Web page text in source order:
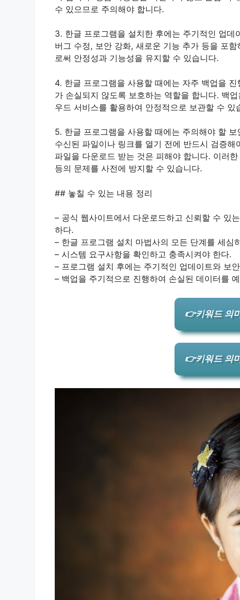
수 있으므로 주의해야 합니다.
3. 한글 프로그램을 설치한 후에는 주기적인 업
버그 수정, 보안 강화, 새로운 기능 추가 등을 포
로써 안정성과 기능성을 유지할 수 있습니다.
4. 한글 프로그램을 사용할 때에는 자주 백업을
가 손실되지 않도록 보호하는 역할을 합니다. 백
우드 서비스를 활용하여 안정적으로 보관할 수 있
5. 한글 프로그램을 사용할 때에는 주의해야 할
수신된 파일이나 링크를 열기 전에 반드시 검증
파일을 다운로드 받는 것은 피해야 합니다. 이러
등의 문제를 사전에 방지할 수 있습니다.
## 놓칠 수 있는 내용 정리
– 공식 웹사이트에서 다운로드하고 신뢰할 수 있
하다.
– 한글 프로그램 설치 마법사의 모든 단계를 세심
– 시스템 요구사항을 확인하고 충족시켜야 한다.
– 프로그램 설치 후에는 주기적인 업데이트와 보
– 백업을 주기적으로 진행하여 손실된 데이터를
👉키워드 의
👉키워드 의